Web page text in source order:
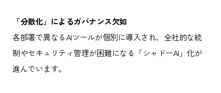
「分散化」によるガバナンス欠如
各部署で異なるAIツールが個別に導入され、全社的な統
制やセキュリティ管理が困難になる「シャドーAI」化が
進んでいます。